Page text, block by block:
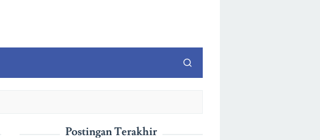
Postingan Terakhir